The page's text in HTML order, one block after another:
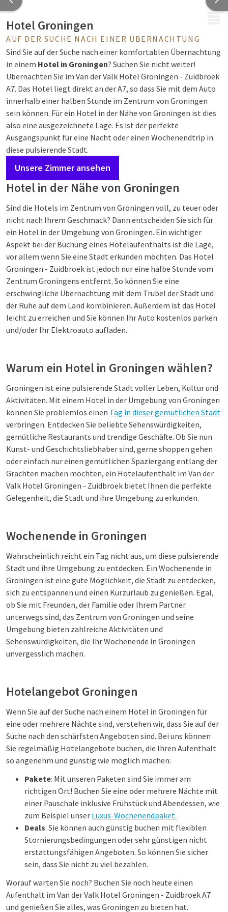
Hotel Groningen
AUF DER SUCHE NACH EINER ÜBERNACHTUNG
Sind Sie auf der Suche nach einer komfortablen Übernachtung
in einem Hotel in Groningen? Suchen Sie nicht weiter!
Übernachten Sie im Van der Valk Hotel Groningen - Zuidbroek
A7. Das Hotel liegt direkt an der A7, so dass Sie mit dem Auto
innerhalb einer halben Stunde im Zentrum von Groningen
sein können. Für ein Hotel in der Nähe von Groningen ist dies
also eine ausgezeichnete Lage. Es ist der perfekte
Ausgangspunkt für eine Nacht oder einen Wochenendtrip in
diese pulsierende Stadt.
Unsere Zimmer ansehen
Hotel in der Nähe von Groningen
Sind die Hotels im Zentrum von Groningen voll, zu teuer oder
nicht nach Ihrem Geschmack? Dann entscheiden Sie sich für
ein Hotel in der Umgebung von Groningen. Ein wichtiger
Aspekt bei der Buchung eines Hotelaufenthalts ist die Lage,
vor allem wenn Sie eine Stadt erkunden möchten. Das Hotel
Groningen - Zuidbroek ist jedoch nur eine halbe Stunde vom
Zentrum Groningens entfernt. So können Sie eine
erschwingliche Übernachtung mit dem Trubel der Stadt und
der Ruhe auf dem Land kombinieren. Außerdem ist das Hotel
leicht zu erreichen und Sie können Ihr Auto kostenlos parken
und/oder Ihr Elektroauto aufladen.
Warum ein Hotel in Groningen wählen?
Groningen ist eine pulsierende Stadt voller Leben, Kultur und
Aktivitäten. Mit einem Hotel in der Umgebung von Groningen
können Sie problemlos einen Tag in dieser gemütlichen Stadt
verbringen. Entdecken Sie beliebte Sehenswürdigkeiten,
gemütliche Restaurants und trendige Geschäfte. Ob Sie nun
Kunst- und Geschichtsliebhaber sind, gerne shoppen gehen
oder einfach nur einen gemütlichen Spaziergang entlang der
Grachten machen möchten, ein Hotelaufenthalt im Van der
Valk Hotel Groningen - Zuidbroek bietet Ihnen die perfekte
Gelegenheit, die Stadt und ihre Umgebung zu erkunden.
Wochenende in Groningen
Wahrscheinlich reicht ein Tag nicht aus, um diese pulsierende
Stadt und ihre Umgebung zu entdecken. Ein Wochenende in
Groningen ist eine gute Möglichkeit, die Stadt zu entdecken,
sich zu entspannen und einen Kurzurlaub zu genießen. Egal,
ob Sie mit Freunden, der Familie oder Ihrem Partner
unterwegs sind, das Zentrum von Groningen und seine
Umgebung bieten zahlreiche Aktivitäten und
Sehenswürdigkeiten, die Ihr Wochenende in Groningen
unvergesslich machen.
Hotelangebot Groningen
Wenn Sie auf der Suche nach einem Hotel in Groningen für
eine oder mehrere Nächte sind, verstehen wir, dass Sie auf der
Suche nach den schärfsten Angeboten sind. Bei uns können
Sie regelmäßig Hotelangebote buchen, die Ihren Aufenthalt
so angenehm und günstig wie möglich machen:
Pakete: Mit unseren Paketen sind Sie immer am
richtigen Ort! Buchen Sie eine oder mehrere Nächte mit
einer Pauschale inklusive Frühstück und Abendessen, wie
zum Beispiel unser Luxus-Wochenendpaket.
Deals: Sie können auch günstig buchen mit flexiblen
Stornierungsbedingungen oder sehr günstigen nicht
erstattungsfähigen Angeboten. So können Sie sicher
sein, dass Sie nicht zu viel bezahlen.
Worauf warten Sie noch? Buchen Sie noch heute einen
Aufenthalt im Van der Valk Hotel Groningen - Zuidbroek A7
und genießen Sie alles, was Groningen zu bieten hat.